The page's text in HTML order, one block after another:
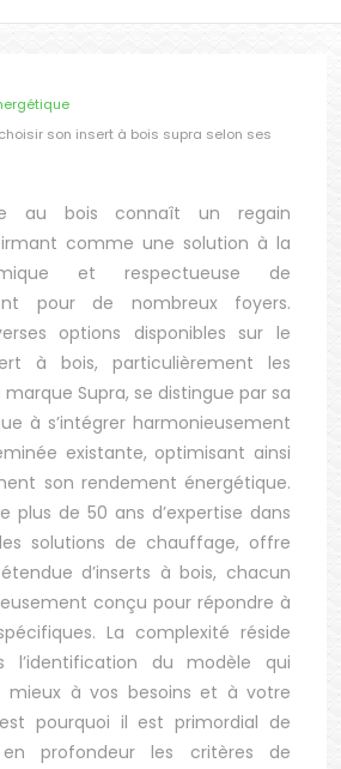
son insert à bois supra selon ses
au bois connaît un regain
comme une solution à la
et respectueuse de
pour de nombreux foyers.
options disponibles sur le
à bois, particulièrement les
Supra, se distingue par sa
à s’intégrer harmonieusement
existante, optimisant ainsi
son rendement énergétique.
plus de 50 ans d’expertise dans
solutions de chauffage, offre
d’inserts à bois, chacun
conçu pour répondre à
La complexité réside
l’identification du modèle qui
mieux à vos besoins et à votre
pourquoi il est primordial de
en profondeur les critères de